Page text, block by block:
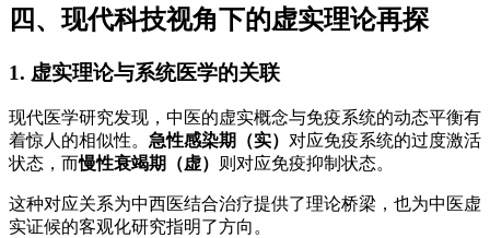
四、现代科技视角下的虚实理论再探
1. 虚实理论与系统医学的关联
现代医学研究发现，中医的虚实概念与免疫系统的动态平衡有
着惊人的相似性。 急性感染期（实） 对应免疫系统的过度激活
状态，而慢性衰竭期（虚） 则对应免疫抑制状态。
这种对应关系为中西医结合治疗提供了理论桥梁，也为中医虚
实证候的客观化研究指明了方向。